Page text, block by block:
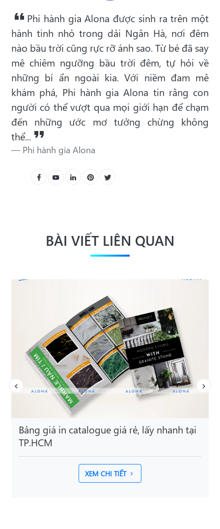
Phi hành gia Alona được sinh ra trên một
hành tinh nhỏ trong dải Ngân Hà, nơi đêm
nào bầu trời cũng rực rỡ ánh sao. Từ bé đã say
mê chiêm ngưỡng bầu trời đêm, tự hỏi về
những bí ẩn ngoài kia. Với niềm đam mê
khám phá, Phi hành gia Alona tin rằng con
người có thể vượt qua mọi giới hạn để chạm
đến những ước mơ tưởng chừng không
thể...
Phi hành gia Alona
BÀI VIẾT LIÊN QUAN
Bảng giá in catalogue giá rẻ, lấy nhanh tại
TP.HCM
XEM CHI TIẾT